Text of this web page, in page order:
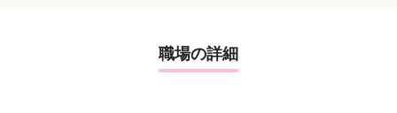
職場の詳細